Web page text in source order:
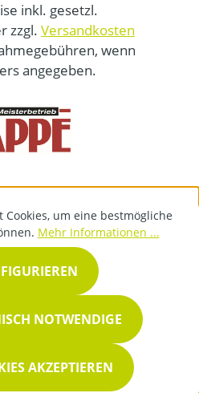
inkl. gesetzl.
zzgl. Versandkosten
wenn
angegeben.
Cookies, um eine bestmögliche
Mehr Informationen ...
NOTWENDIGE
AKZEPTIEREN